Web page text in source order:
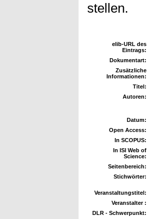
stellen.
elib-URL des
Eintrags:
Dokumentart:
Zusätzliche
Informationen:
Titel:
Autoren:
Datum:
Open Access:
In SCOPUS:
In ISI Web of
Science:
Seitenbereich:
Stichwörter:
Veranstaltungstitel:
Veranstalter :
DLR - Schwerpunkt: